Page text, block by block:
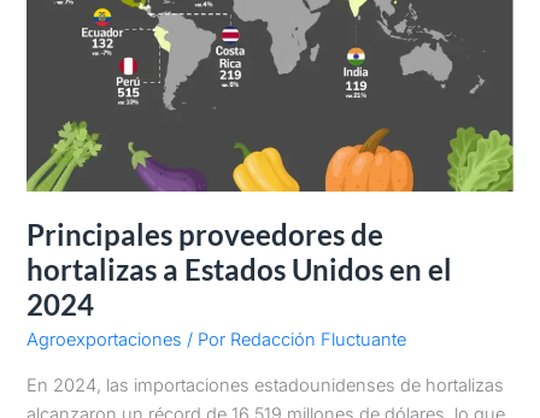
Principales proveedores de
hortalizas a Estados Unidos en el
2024
Agroexportaciones / Por Redacción Fluctuante
En 2024, las importaciones estadounidenses de hortalizas